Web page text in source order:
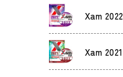
Xam 2022
Xam 2021